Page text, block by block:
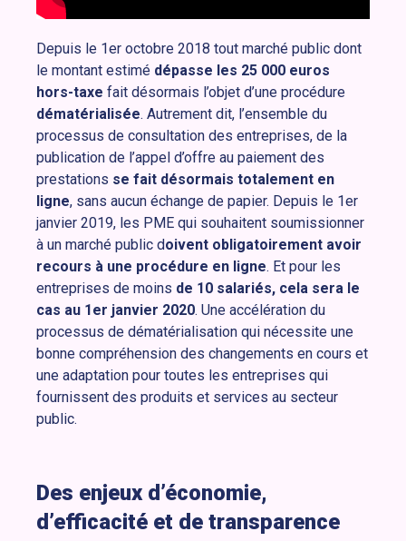
Depuis le 1er octobre 2018 tout marché public dont
le montant estimé dépasse les 25 000 euros
hors-taxe fait désormais l’objet d’une procédure
dématérialisée. Autrement dit, l’ensemble du
processus de consultation des entreprises, de la
publication de l’appel d’offre au paiement des
prestations se fait désormais totalement en
ligne, sans aucun échange de papier. Depuis le 1er
janvier 2019, les PME qui souhaitent soumissionner
à un marché public doivent obligatoirement avoir
recours à une procédure en ligne. Et pour les
entreprises de moins de 10 salariés, cela sera le
cas au 1er janvier 2020. Une accélération du
processus de dématérialisation qui nécessite une
bonne compréhension des changements en cours et
une adaptation pour toutes les entreprises qui
fournissent des produits et services au secteur
public.
Des enjeux d’économie,
d’efficacité et de transparence